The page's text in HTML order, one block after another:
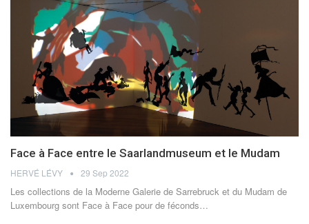
Face à Face entre le Saarlandmuseum et le Mudam
HERVÉ LÉVY 29 Sep 2022
Les collections de la Moderne Galerie de Sarrebruck et du Mudam de
Luxembourg sont Face à Face pour de féconds…